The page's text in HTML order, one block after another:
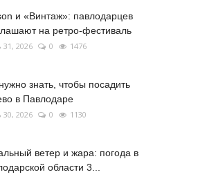
и «Винтаж»: павлодарцев
на ретро-фестиваль
2026 0 1476
знать, чтобы посадить
в Павлодаре
2026 0 1130
ветер и жара: погода в
области 3...